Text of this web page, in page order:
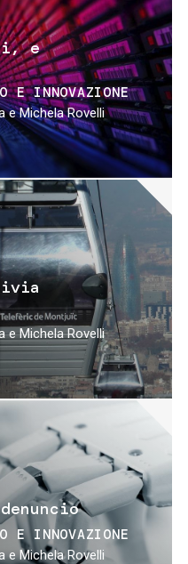
e
E INNOVAZIONE
e Michela Rovelli
e Michela Rovelli
E INNOVAZIONE
e Michela Rovelli